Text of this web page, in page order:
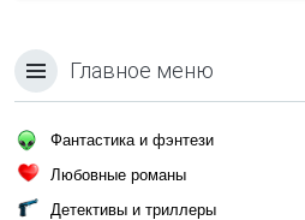
Главное меню
Фантастика и фэнтези
Любовные романы
Детективы и триллеры